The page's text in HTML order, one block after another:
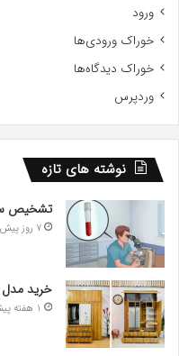
ورود
خوراک ورودی‌ها
خوراک دیدگاه‌ها
وردپرس
نوشته های تازه
تشخیص
7 روز پیش
خرید مدل
1 هفته پیش